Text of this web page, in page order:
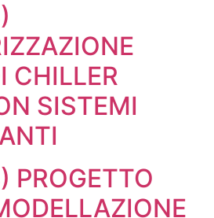
CHILLER
SISTEMI
PROGETTO